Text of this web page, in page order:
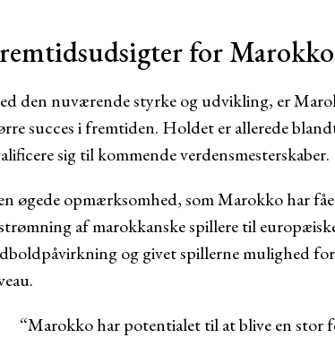
for Marokko
den nuværende styrke og udvikling, er
succes i fremtiden. Holdet er allerede
sig til kommende verdensmesterskaber.
øgede opmærksomhed, som Marokko har
af marokkanske spillere til
og givet spillerne mulighed
“Marokko har potentialet til at blive en